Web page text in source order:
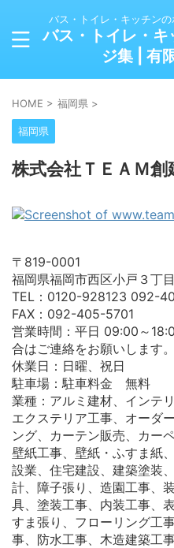
バス・トイレ・キッチンの
バス・トイレ・
ジ集 | 有
HOME > 福岡県 >
福岡県
株式会社ＴＥＡＭ創
〒819-0001
福岡県福岡市西区小戸３丁
TEL：0120-928123 092-
FAX：092-405-5701
営業時間：平日 09:00～
合はご連絡をお願いします。
休業日：日曜、祝日
駐車場：駐車料金 無料
業種：アルミ建材、インテ
エクステリア工事、オーダ
ング、カーテン販売、カー
壁紙工事、壁紙・ふすま紙
設業、住宅建設、建築塗装
計、障子張り、造園工事、
具、塗装工事、内装工事、
すま張り、フローリング工
事、防水工事、木造建築工